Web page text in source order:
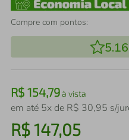
Compre com pontos:
R$ 154,79à vista
em até 5x de R$ 30,95 s/
R$147,05